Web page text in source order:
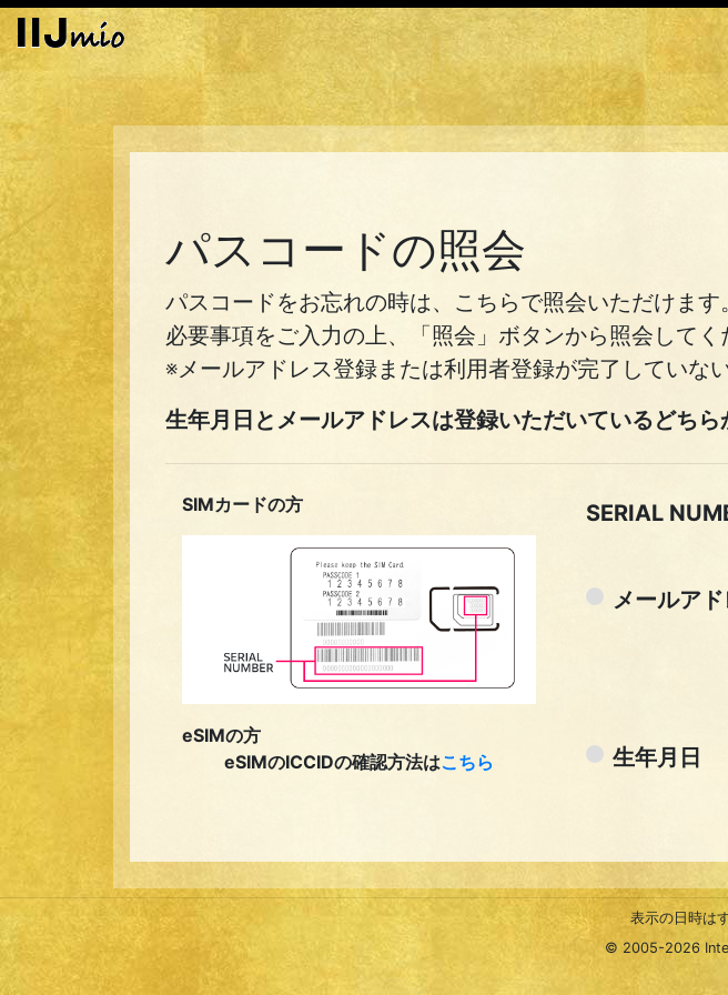
パスコードの照会
パスコードをお忘れの時は、こちらで照会いただけます。
必要事項をご入力の上、「照会」ボタンから照会してく
※メールアドレス登録または利用者登録が完了していな
生年月日とメールアドレスは登録いただいているどちら
SIMカードの方
eSIMの方
eSIMのICCIDの確認方法はこちら
SERIAL
メールア
生年月日
表示の日時は
© 2005-2026